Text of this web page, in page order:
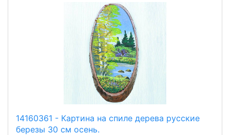
14160361 - Картина на спиле дерева русские
березы 30 см осень.